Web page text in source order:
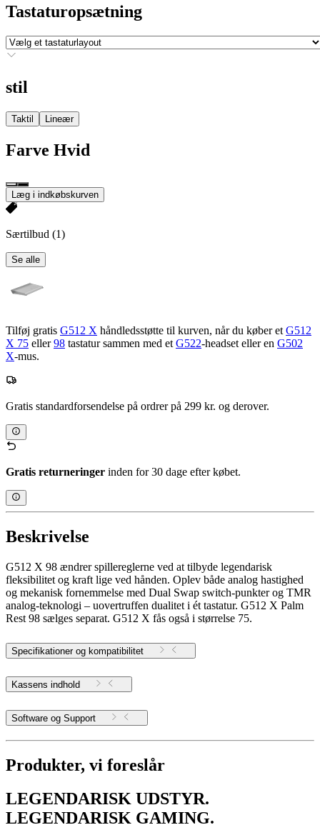
Tastaturopsætning
stil
Taktil Lineær
Farve Hvid
Læg i indkøbskurven
Særtilbud (1)
Se alle
Tilføj gratis G512 X håndledsstøtte til kurven, når du køber et G512
X 75 eller98 tastatur sammen med et G522-headset eller en G502
X-mus.
Gratis standardforsendelse på ordrer på 299 kr. og derover.
Gratis returneringer inden for 30 dage efter købet.
Beskrivelse
G512 X 98 ændrer spillereglerne ved at tilbyde legendarisk
fleksibilitet og kraft lige ved hånden. Oplev både analog hastighed
og mekanisk fornemmelse med Dual Swap switch-punkter og TMR
analog-teknologi – uovertruffen dualitet i ét tastatur. G512 X Palm
Rest 98 sælges separat. G512 X fås også i størrelse 75.
Specifikationer og kompatibilitet
Kassens indhold
Software og Support
Produkter, vi foreslår
LEGENDARISK UDSTYR.
LEGENDARISK GAMING.